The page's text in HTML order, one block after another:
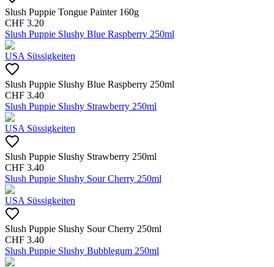
Slush Puppie Tongue Painter 160g
CHF 3.20
Slush Puppie Slushy Blue Raspberry 250ml
USA Süssigkeiten
Slush Puppie Slushy Blue Raspberry 250ml
CHF 3.40
Slush Puppie Slushy Strawberry 250ml
USA Süssigkeiten
Slush Puppie Slushy Strawberry 250ml
CHF 3.40
Slush Puppie Slushy Sour Cherry 250ml
USA Süssigkeiten
Slush Puppie Slushy Sour Cherry 250ml
CHF 3.40
Slush Puppie Slushy Bubblegum 250ml